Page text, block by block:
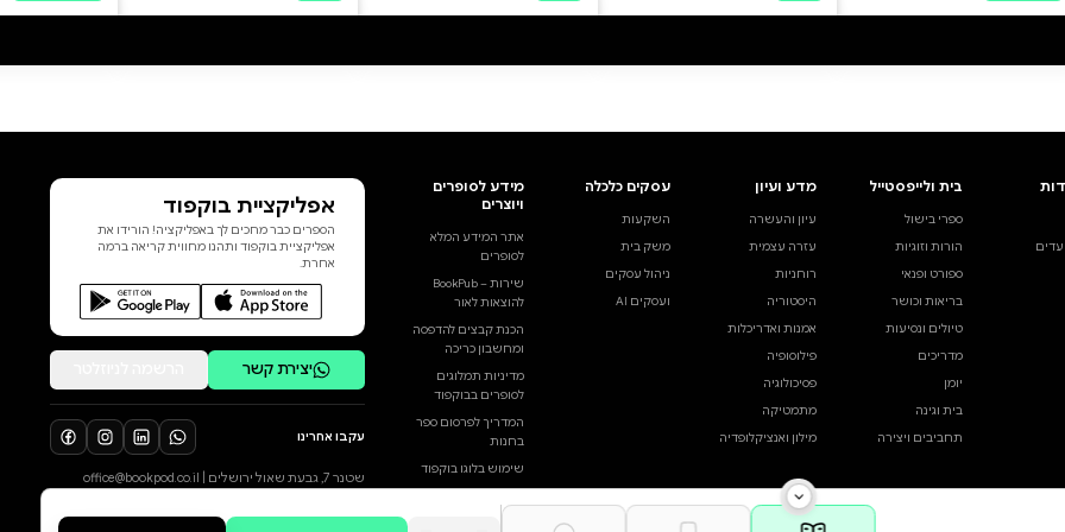
משחקי הרעב, ותושבי המחוזות
היימיטץ׳ אברנתי רק רוצה לבלות
עם החברה החדשה שלו. אבל
כששמו עולה בהגרלה, כל חלומותיו
מתנפצים. הוא נקרע מהמשפחה
ומהאהובה שלו ונזרק אל הזירה
בקפיטול. שם הוא מבין מייד
שהסיכויים לא לטובתו. אבל
להפתעתו, היימיטץ׳ מגלה בתוכו
רעב להילחם בכל מחיר. ולא רק כדי
הוסף ביקורת
לכל הביקורות